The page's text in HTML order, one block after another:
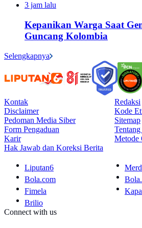
3 jam lalu
Kepanikan Warga Saat
Guncang Kolombia
Selengkapnya
Kontak
Redaksi
Disclaimer
Kode
Pedoman Media Siber
Sitemap
Form Pengaduan
Karir
Metode
Hak Jawab dan Koreksi Berita
Liputan6
Bola.com
Fimela
Brilio
Connect with us